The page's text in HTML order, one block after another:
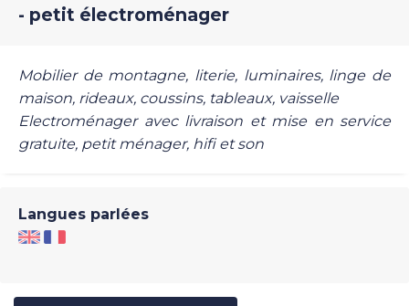
- petit électroménager
Mobilier de montagne, literie, luminaires, linge de
maison, rideaux, coussins, tableaux, vaisselle
Electroménager avec livraison et mise en service
gratuite, petit ménager, hifi et son
Langues parlées